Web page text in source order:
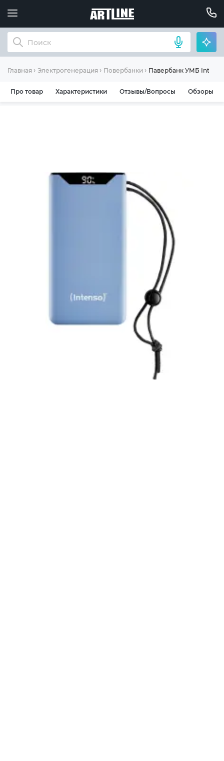
Главная Электрогенерация Повербанки Павербанк УМБ
Про товар Характеристики Отзывы/Вопросы Обзоры